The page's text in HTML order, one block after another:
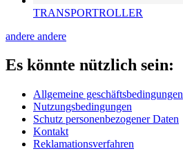
TRANSPORTROLLER
andere andere
Es könnte nützlich sein:
Allgemeine geschäftsbedingungen
Nutzungsbedingungen
Schutz personenbezogener Daten
Kontakt
Reklamationsverfahren